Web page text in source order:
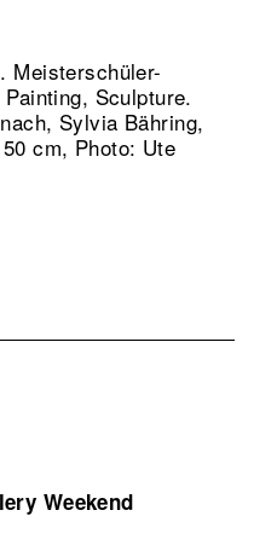
Meisterschüler-
Sculpture.
Sylvia Bähring,
cm, Photo: Ute
Weekend